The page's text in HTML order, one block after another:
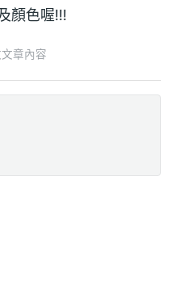
顏色喔!!!
章內容